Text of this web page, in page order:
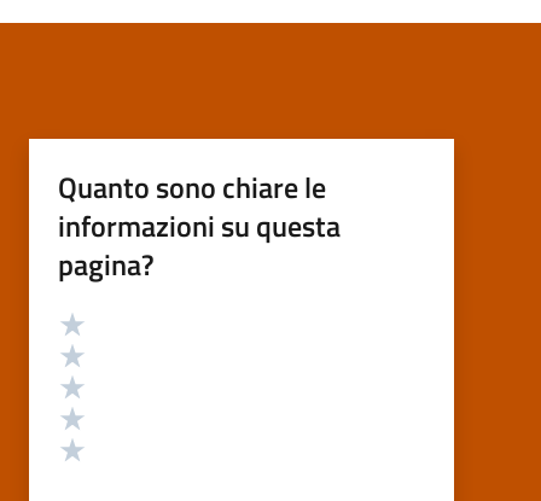
Quanto sono chiare le
informazioni su questa
pagina?
Valutazione